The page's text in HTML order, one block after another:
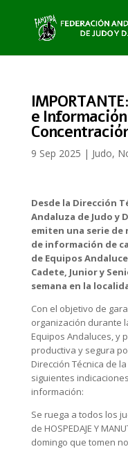
e
9 Sep 2025 | Judo,
Desde la Dirección
Andaluza de Judo y
emiten una serie de
de información de
de Equipos
Cadete, Junior y
semana en la
Con el objetivo de
organización durante
Equipos Andaluces, y
productiva y segura
Dirección Técnica de
siguientes
información:
Se ruega a todos los
de HOSPEDAJE Y
domingo que tomen